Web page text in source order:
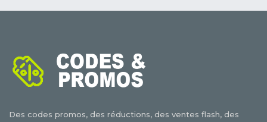
Des codes promos, des réductions, des ventes flash, des